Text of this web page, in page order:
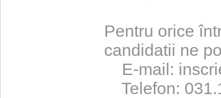
Pentru orice
candidatii ne
E-mail:
Telefon: